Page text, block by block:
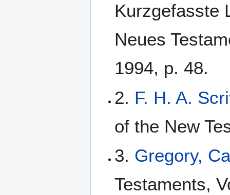
Kurzgefasste
Neues
1994, p. 48.
2. F. H. A.
of the New
3. Gregory,
Testaments,